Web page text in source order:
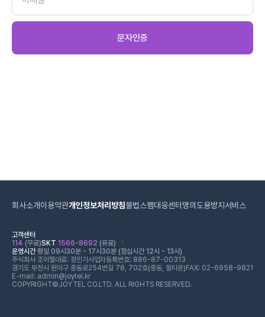
문자인증
회사소개이용약관개인정보처리방침불법스팸대응센터 명의도용방지서비스
고객센터
114 (무료)SKT 1566-8692 (유료)
운영시간평일 09시30분 - 17시30분 (점심시간 12시 - 13시)
주식회사 조이텔대표: 정민기 사업자등록번호: 886-87-00313
경기도 부천시 원미구 중동로254번길 78, 702호(중동, 필타운) FAX: 02-6958-9821
E-mail: admin@joytel.kr
COPYRIGHT©JOYTEL CO.LTD. ALL RIGHTS RESERVED.